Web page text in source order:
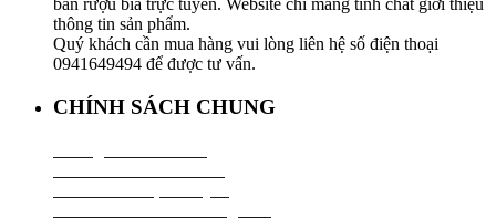
bán rượu bia trực tuyến. Website chỉ mang tính chất giới thiệu
thông tin sản phẩm.
Quý khách cần mua hàng vui lòng liên hệ số điện thoại
0941649494 để được tư vấn.
CHÍNH SÁCH CHUNG